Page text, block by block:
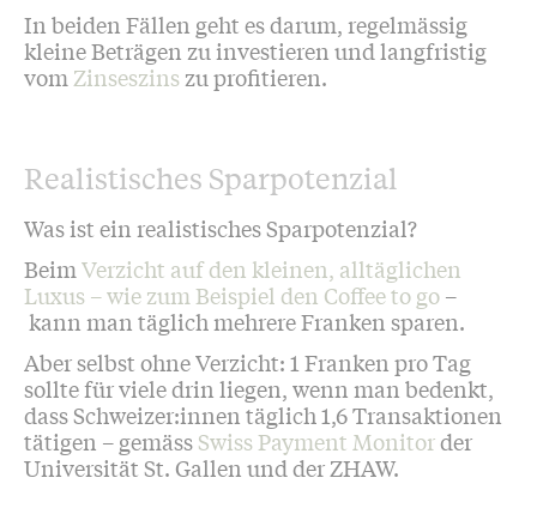
In beiden Fällen geht es darum, regelmässig
kleine Beträgen zu investieren und langfristig
vom Zinseszins zu profitieren.
Realistisches Sparpotenzial
Was ist ein realistisches Sparpotenzial?
BeimVerzicht auf den kleinen, alltäglichen
Luxus – wie zum Beispiel den Coffee to go–
kann man täglich mehrere Franken sparen.
Aber selbst ohne Verzicht: 1 Franken pro Tag
sollte für viele drin liegen, wenn man bedenkt,
dass Schweizer:innen täglich 1,6 Transaktionen
tätigen – gemässSwiss Payment Monitorder
Universität St. Gallen und der ZHAW.